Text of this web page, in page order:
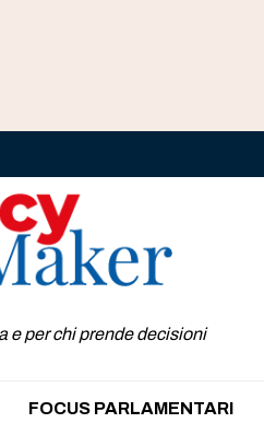
e per chi prende decisioni
FOCUS PARLAMENTARI